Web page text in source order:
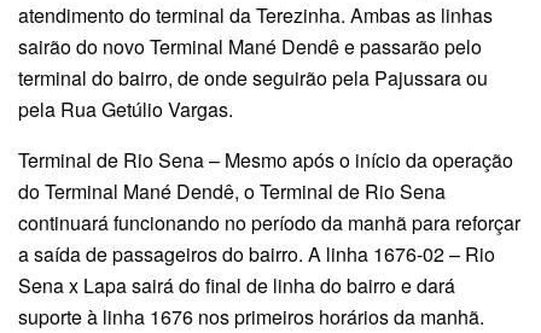
atendimento do terminal da Terezinha. Ambas as linhas
sairão do novo Terminal Mané Dendê e passarão pelo
terminal do bairro, de onde seguirão pela Pajussara ou
pela Rua Getúlio Vargas.
Terminal de Rio Sena – Mesmo após o início da operação
do Terminal Mané Dendê, o Terminal de Rio Sena
continuará funcionando no período da manhã para reforçar
a saída de passageiros do bairro. A linha 1676-02 – Rio
Sena x Lapa sairá do final de linha do bairro e dará
suporte à linha 1676 nos primeiros horários da manhã.